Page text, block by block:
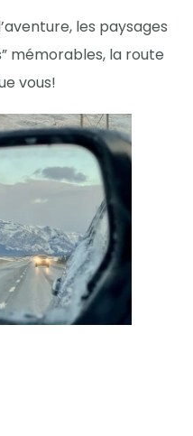
les paysages
mémorables, la route
vous!